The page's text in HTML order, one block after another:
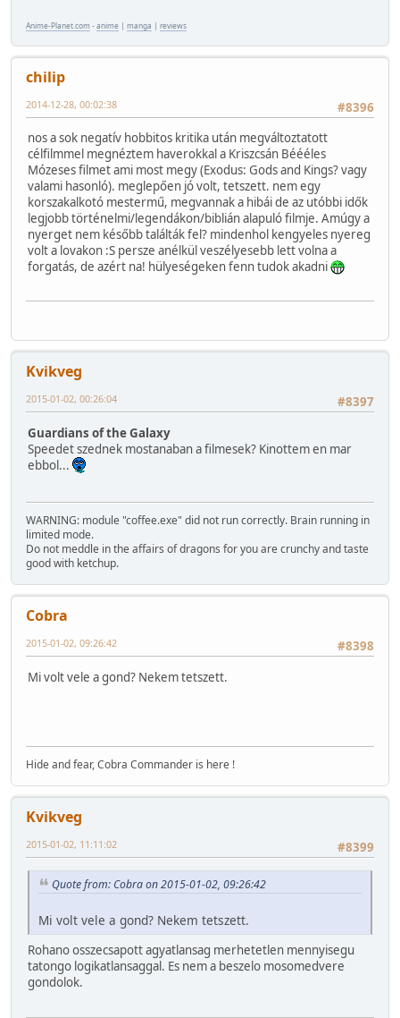
Anime-Planet.com -anime | manga | reviews
chilip
#8396
2014-12-28, 00:02:38
nos a sok negatív hobbitos kritika után megváltoztatott
célfilmmel megnéztem haverokkal a Kriszcsán Béééles
Mózeses filmet ami most megy (Exodus: Gods and Kings? vagy
valami hasonló). meglepően jó volt, tetszett. nem egy
korszakalkotó mestermű, megvannak a hibái de az utóbbi idők
legjobb történelmi/legendákon/biblián alapuló filmje. Amúgy a
nyerget nem később találták fel? mindenhol kengyeles nyereg
volt a lovakon :S persze anélkül veszélyesebb lett volna a
forgatás, de azért na! hülyeségeken fenn tudok akadni
Kvikveg
#8397
2015-01-02, 00:26:04
Guardians of the Galaxy
Speedet szednek mostanaban a filmesek? Kinottem en mar
ebbol...
WARNING: module "coffee.exe" did not run correctly. Brain running in
limited mode.
Do not meddle in the affairs of dragons for you are crunchy and taste
good with ketchup.
Cobra
#8398
2015-01-02, 09:26:42
Mi volt vele a gond? Nekem tetszett.
Hide and fear, Cobra Commander is here !
Kvikveg
#8399
2015-01-02, 11:11:02
Quote from: Cobra on 2015-01-02, 09:26:42
Mi volt vele a gond? Nekem tetszett.
Rohano osszecsapott agyatlansag merhetetlen mennyisegu
tatongo logikatlansaggal. Es nem a beszelo mosomedvere
gondolok.